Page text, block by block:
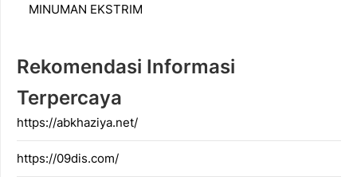
MINUMAN EKSTRIM
Rekomendasi Informasi
Terpercaya
https://abkhaziya.net/
https://09dis.com/